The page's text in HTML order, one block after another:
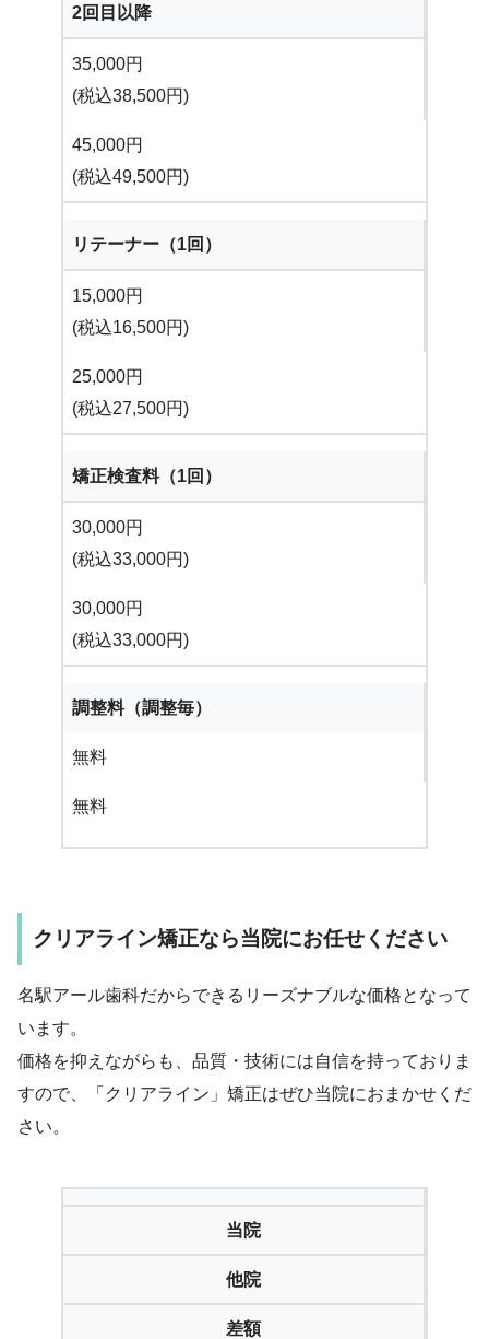
2回目以降
35,000円
(税込38,500円)
45,000円
(税込49,500円)
リテーナー（1回）
15,000円
(税込16,500円)
25,000円
(税込27,500円)
矯正検査料（1回）
30,000円
(税込33,000円)
30,000円
(税込33,000円)
調整料（調整毎）
無料
無料
クリアライン矯正なら当院にお任せください
名駅アール歯科だからできるリーズナブルな価格となって
います。
価格を抑えながらも、品質・技術には自信を持っておりま
すので、「クリアライン」矯正はぜひ当院におまかせくだ
さい。
当院
他院
差額